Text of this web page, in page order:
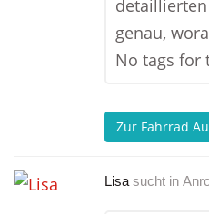
genau,
No tags for
Zur Fahrrad
Lisa sucht in